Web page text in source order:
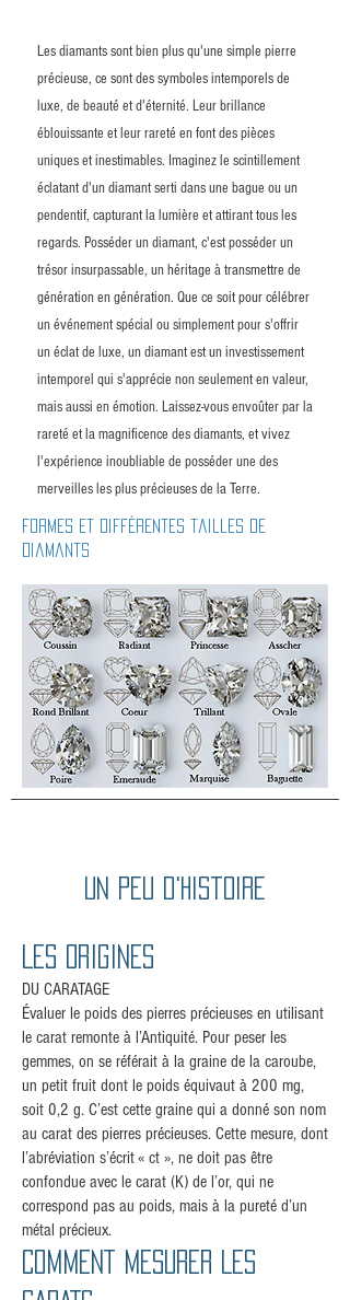
Les diamants sont bien plus qu'une simple pierre
précieuse, ce sont des symboles intemporels de
luxe, de beauté et d'éternité. Leur brillance
éblouissante et leur rareté en font des pièces
uniques et inestimables. Imaginez le scintillement
éclatant d'un diamant serti dans une bague ou un
pendentif, capturant la lumière et attirant tous les
regards. Posséder un diamant, c'est posséder un
trésor insurpassable, un héritage à transmettre de
génération en génération. Que ce soit pour célébrer
un événement spécial ou simplement pour s'offrir
un éclat de luxe, un diamant est un investissement
intemporel qui s'apprécie non seulement en valeur,
mais aussi en émotion. Laissez-vous envoûter par la
rareté et la magnificence des diamants, et vivez
l'expérience inoubliable de posséder une des
merveilles les plus précieuses de la Terre.
Formes et différentes tailles de
diamants
Un peu d'histoire
LES ORIGINES
DU CARATAGE
Évaluer le poids des pierres précieuses en utilisant
le carat remonte à l’Antiquité. Pour peser les
gemmes, on se référait à la graine de la caroube,
un petit fruit dont le poids équivaut à 200 mg,
soit 0,2 g. C’est cette graine qui a donné son nom
au carat des pierres précieuses. Cette mesure, dont
l’abréviation s’écrit « ct », ne doit pas être
confondue avec le carat (K) de l’or, qui ne
correspond pas au poids, mais à la pureté d’un
métal précieux.
COMMENT MESURER LES